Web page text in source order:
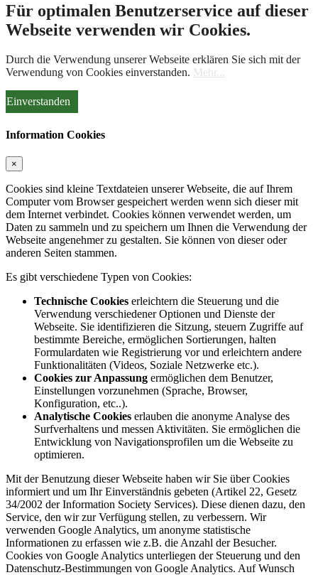
Für optimalen Benutzerservice auf dieser
Webseite verwenden wir Cookies.
Durch die Verwendung unserer Webseite erklären Sie sich mit der
Verwendung von Cookies einverstanden. Mehr...
Einverstanden
Information Cookies
×
Cookies sind kleine Textdateien unserer Webseite, die auf Ihrem
Computer vom Browser gespeichert werden wenn sich dieser mit
dem Internet verbindet. Cookies können verwendet werden, um
Daten zu sammeln und zu speichern um Ihnen die Verwendung der
Webseite angenehmer zu gestalten. Sie können von dieser oder
anderen Seiten stammen.
Es gibt verschiedene Typen von Cookies:
Technische Cookies erleichtern die Steuerung und die
Verwendung verschiedener Optionen und Dienste der
Webseite. Sie identifizieren die Sitzung, steuern Zugriffe auf
bestimmte Bereiche, ermöglichen Sortierungen, halten
Formulardaten wie Registrierung vor und erleichtern andere
Funktionalitäten (Videos, Soziale Netzwerke etc.).
Cookies zur Anpassung ermöglichen dem Benutzer,
Einstellungen vorzunehmen (Sprache, Browser,
Konfiguration, etc..).
Analytische Cookies erlauben die anonyme Analyse des
Surfverhaltens und messen Aktivitäten. Sie ermöglichen die
Entwicklung von Navigationsprofilen um die Webseite zu
optimieren.
Mit der Benutzung dieser Webseite haben wir Sie über Cookies
informiert und um Ihr Einverständnis gebeten (Artikel 22, Gesetz
34/2002 der Information Society Services). Diese dienen dazu, den
Service, den wir zur Verfügung stellen, zu verbessern. Wir
verwenden Google Analytics, um anonyme statistische
Informationen zu erfassen wie z.B. die Anzahl der Besucher.
Cookies von Google Analytics unterliegen der Steuerung und den
Datenschutz-Bestimmungen von Google Analytics. Auf Wunsch